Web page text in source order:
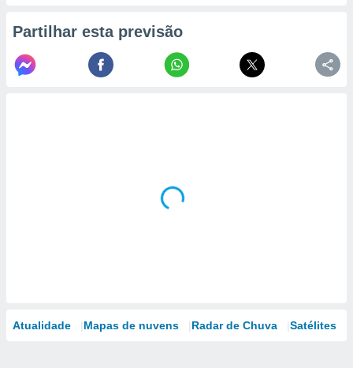
Partilhar esta previsão
Atualidade Mapas de nuvens Radar de Chuva Satélites